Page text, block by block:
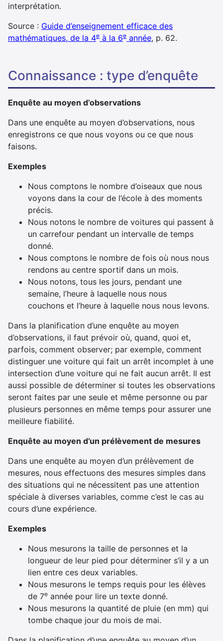
interprétation.
Source : Guide d’enseignement efficace des
mathématiques, de la 4e à la 6e année, p. 62.
connaissance : type d’enquête
Enquête au moyen d’observations
Dans une enquête au moyen d’observations, nous
enregistrons ce que nous voyons ou ce que nous
faisons.
Exemples
Nous comptons le nombre d’oiseaux que nous
voyons dans la cour de l’école à des moments
précis.
Nous notons le nombre de voitures qui passent à
un carrefour pendant un intervalle de temps
donné.
Nous comptons le nombre de fois où nous nous
rendons au centre sportif dans un mois.
Nous notons, tous les jours, pendant une
semaine, l’heure à laquelle nous nous
couchons et l’heure à laquelle nous nous levons.
Dans la planification d’une enquête au moyen
d’observations, il faut prévoir où, quand, quoi et,
parfois, comment observer; par exemple, comment
distinguer une voiture qui fait un arrêt incomplet à une
intersection d’une voiture qui ne fait aucun arrêt. Il est
aussi possible de déterminer si toutes les observations
seront faites par une seule et même personne ou par
plusieurs personnes en même temps pour assurer une
meilleure fiabilité.
Enquête au moyen d’un prélèvement de mesures
Dans une enquête au moyen d’un prélèvement de
mesures, nous effectuons des mesures simples dans
des situations qui ne nécessitent pas une attention
spéciale à diverses variables, comme c’est le cas au
cours d’une expérience.
Exemples
Nous mesurons la taille de personnes et la
longueur de leur pied pour déterminer s’il y a un
lien entre ces deux variables.
Nous mesurons le temps requis pour les élèves
de 7e année pour lire un texte donné.
Nous mesurons la quantité de pluie (en mm) qui
tombe chaque jour du mois de mai.